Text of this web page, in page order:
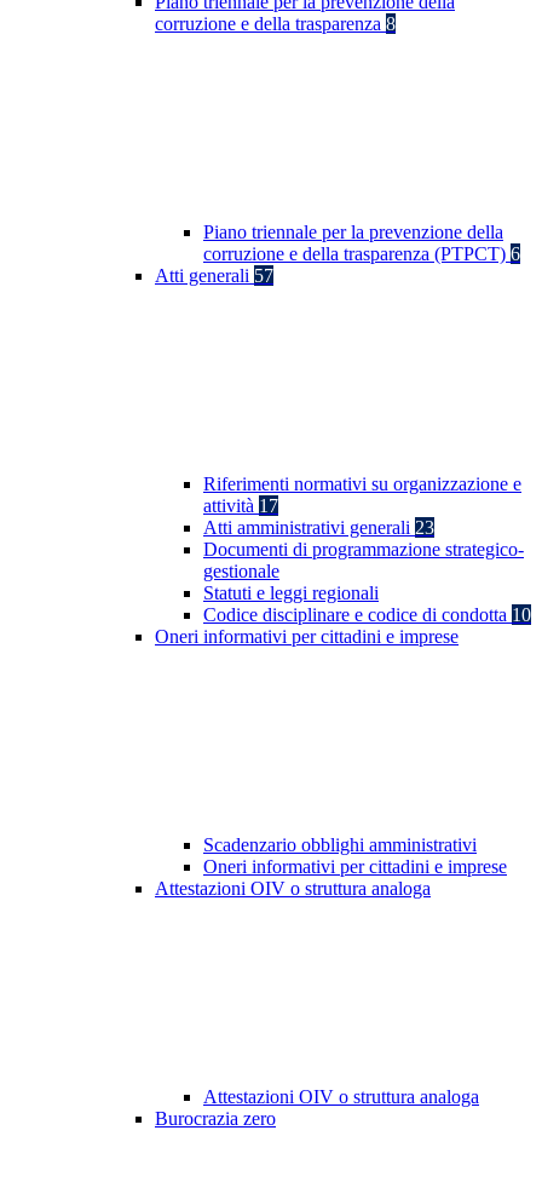
corruzione e della trasparenza 8
Piano triennale per la prevenzione della
corruzione e della trasparenza (PTPCT) 6
Atti generali 57
Riferimenti normativi su organizzazione e
attività 17
Atti amministrativi generali 23
Documenti di programmazione strategico-
gestionale
Statuti e leggi regionali
Codice disciplinare e codice di condotta 10
Oneri informativi per cittadini e imprese
Scadenzario obblighi amministrativi
Oneri informativi per cittadini e imprese
Attestazioni OIV o struttura analoga
Attestazioni OIV o struttura analoga
Burocrazia zero